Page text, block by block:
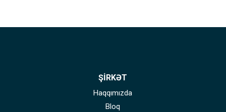
ŞİRKƏT
Haqqımızda
Bloq